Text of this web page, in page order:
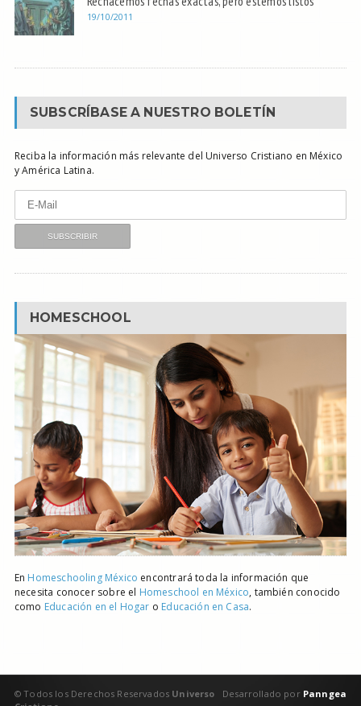
19/10/2011
SUBSCRÍBASE A NUESTRO BOLETÍN
Reciba la información más relevante del Universo Cristiano en México
y América Latina.
HOMESCHOOL
En Homeschooling México encontrará toda la información que
necesita conocer sobre el Homeschool en México, también conocido
como Educación en el Hogar o Educación en Casa.
Desarrollado porPanngea
© Todos los Derechos Reservados Universo